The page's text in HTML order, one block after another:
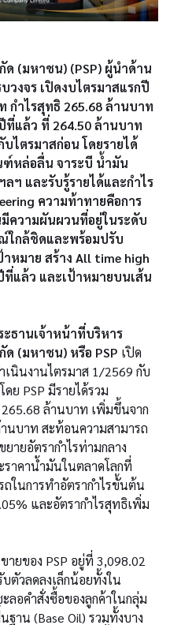
ด (มหาชน) (PSP) ผู้นำด้าน
งจร เปิดงบไตรมาสแรกปี
กำไรสุทธิ 265.68 ล้านบาท
ที่แล้ว ที่ 264.50 ล้านบาท
ไตรมาสก่อน โดยรายได้
หล่อลื่น จาระบี น้ำมัน
ฯ และรับรู้รายได้และกำไร
ความท้าทายคือการ
ความผันผวนที่อยู่ในระดับ
ใกล้ชิดและพร้อมปรับ
หมาย สร้าง All time high
ที่แล้ว และเป้าหมายบนเส้น
ะธานเจ้าหน้าที่บริหาร
ด (มหาชน) หรือ PSP เปิด
เนินงานไตรมาส 1/2569 กับ
ย PSP มีรายได้รวม
ล้านบาท เพิ่มขึ้นจาก
นบาท สะท้อนความสามารถ
ายอัตรากำไรท่ามกลาง
ราคาน้ำมันในตลาดโลกที่
ในการทำอัตรากำไรขั้นต้น
และอัตรากำไรสุทธิเพิ่ม
ายของ PSP อยู่ที่ 3,098.02
ตัวลดลงเล็กน้อยทั้งใน
ลอคำสั่งซื้อของลูกค้าในกลุ่ม
น (Base Oil) รวมทั้งบาง